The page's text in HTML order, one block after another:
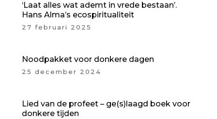
‘Laat alles wat ademt in vrede bestaan’.
Hans Alma’s ecospiritualiteit
27 februari 2025
Noodpakket voor donkere dagen
25 december 2024
Lied van de profeet – ge(s)laagd boek voor
donkere tijden